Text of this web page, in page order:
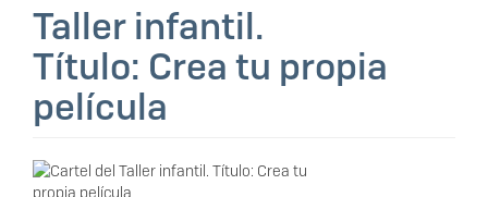
Taller infantil.
Título: Crea tu propia
película